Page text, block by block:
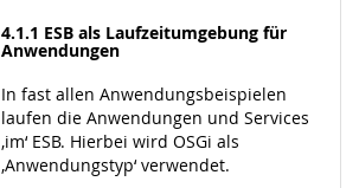
4.1.1 ESB als Laufzeitumgebung für
Anwendungen
In fast allen Anwendungsbeispielen
laufen die Anwendungen und Services
‚im‘ ESB. Hierbei wird OSGi als
‚Anwendungstyp‘ verwendet.